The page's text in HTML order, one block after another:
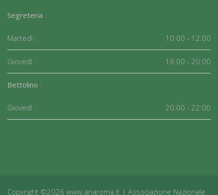
Segreteria :
Martedì : 10:00 - 12:00
Giovedì : 16:00 - 20:00
Bettolino :
Giovedì : 20:00 - 22:00
Copyright ©2026 www.anaroma.it | Associazione Nazionale